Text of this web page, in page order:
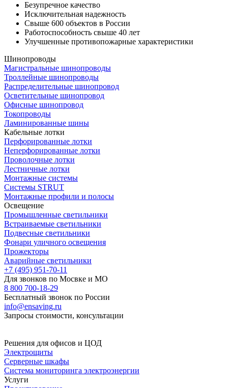
Безупречное качество
Исключительная надежность
Свыше 600 объектов в России
Работоспособность свыше 40 лет
Улучшенные противопожарные характеристики
Шинопроводы
Магистральные шинопроводы
Троллейные шинопроводы
Распределительные шинопровод
Осветительные шинопровод
Офисные шинопровод
Токопроводы
Ламинированные шины
Кабельные лотки
Перфорированные лотки
Неперфорированные лотки
Проволочные лотки
Лестничные лотки
Монтажные системы
Системы STRUT
Монтажные профили и полосы
Освещение
Промышленные светильники
Встраиваемые светильники
Подвесные светильники
Фонари уличного освещения
Прожекторы
Аварийные светильники
+7 (495) 951-70-11
Для звонков по Мосвке и МО
8 800 700-18-29
Бесплатный звонок по России
info@ensaving.ru
Запросы стоимости, консультации
Решения для офисов и ЦОД
Электрощиты
Серверные шкафы
Система мониторинга электроэнергии
Услуги